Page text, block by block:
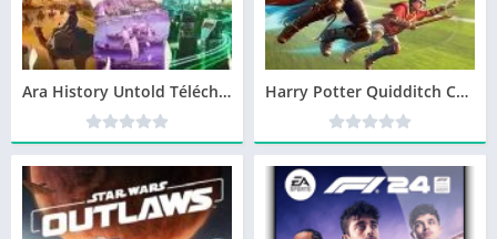
Ara History Untold Télécharger jeu PC Harry Potter Quidditch Champions Télécharger jeu PC